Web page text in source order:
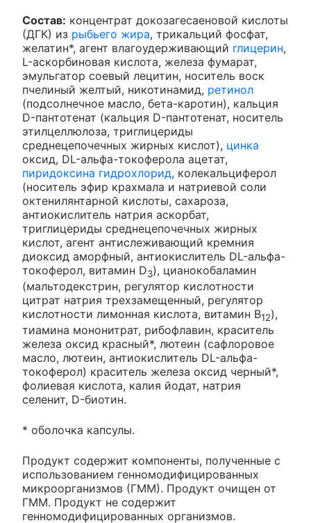
Состав: концентрат докозагесаеновой кислоты
(ДГК) из рыбьего жира, трикальций фосфат,
желатин*, агент влагоудерживающий глицерин,
L-аскорбиновая кислота, железа фумарат,
эмульгатор соевый лецитин, носитель воск
пчелиный желтый, никотинамид, ретинол
(подсолнечное масло, бета-каротин), кальция
D-пантотенат (кальция D-пантотенат, носитель
этилцеллюлоза, триглицериды
среднецепочечных жирных кислот), цинка
оксид, DL-альфа-токоферола ацетат,
пиридоксина гидрохлорид, колекальциферол
(носитель эфир крахмала и натриевой соли
октенилянтарной кислоты, сахароза,
антиокислитель натрия аскорбат,
триглицериды среднецепочечных жирных
кислот, агент антислеживающий кремния
диоксид аморфный, антиокислитель DL-альфа-
токоферол, витамин D3), цианокобаламин
(мальтодекстрин, регулятор кислотности
цитрат натрия трехзамещенный, регулятор
кислотности лимонная кислота, витамин В12),
тиамина мононитрат, рибофлавин, краситель
железа оксид красный*, лютеин (сафлоровое
масло, лютеин, антиокислитель DL-альфа-
токоферол) краситель железа оксид черный*,
фолиевая кислота, калия йодат, натрия
селенит, D-биотин.
* оболочка капсулы.
Продукт содержит компоненты, полученные с
использованием генномодифицированных
микроорганизмов (ГММ). Продукт очищен от
ГММ. Продукт не содержит
генномодифицированных организмов.